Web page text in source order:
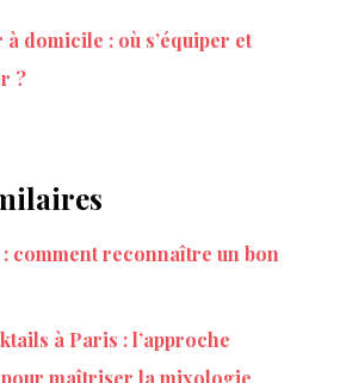
domicile : où s’équiper et
?
comment reconnaître un bon
à Paris : l’approche
maîtriser la mixologie